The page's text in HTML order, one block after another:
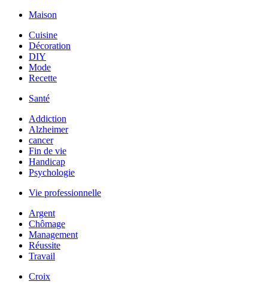
Maison
Cuisine
Décoration
DIY
Mode
Recette
Santé
Addiction
Alzheimer
cancer
Fin de vie
Handicap
Psychologie
Vie professionnelle
Argent
Chômage
Management
Réussite
Travail
Croix